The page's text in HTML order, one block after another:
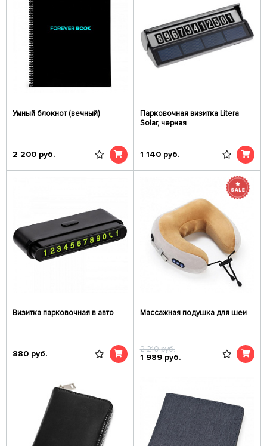
Умный блокнот (вечный)
2 200 руб.
Парковочная визитка Litera
Solar, черная
1 140 руб.
Визитка парковочная в авто
880 руб.
Массажная подушка для шеи
2 210руб.
1 989 руб.